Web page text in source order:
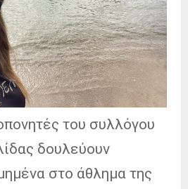
του συλλόγου
δουλεύουν
στο άθλημα της